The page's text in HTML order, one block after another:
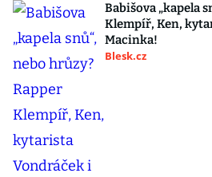
Babišova „kapela
Klempíř, Ken,
Macinka!
Blesk.cz